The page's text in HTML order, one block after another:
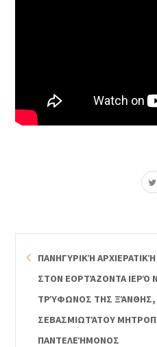
ΠΑΝΗΓΥΡΙΚΉ
ΣΤΟΝ ΕΟΡΤΆΖΟΝΤΑ ΙΕΡΌ
ΤΡΎΦΩΝΟΣ ΤΗΣ ΞΆΝΘΗΣ,
ΣΕΒΑΣΜΙΩΤΆΤΟΥ
ΠΑΝΤΕΛΕΉΜΟΝΟΣ